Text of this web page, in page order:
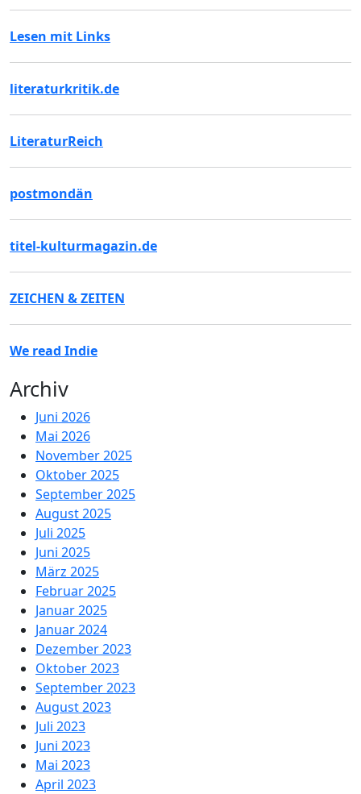
Lesen mit Links
literaturkritik.de
LiteraturReich
postmondän
titel-kulturmagazin.de
ZEICHEN & ZEITEN
We read Indie
Archiv
Juni 2026
Mai 2026
November 2025
Oktober 2025
September 2025
August 2025
Juli 2025
Juni 2025
März 2025
Februar 2025
Januar 2025
Januar 2024
Dezember 2023
Oktober 2023
September 2023
August 2023
Juli 2023
Juni 2023
Mai 2023
April 2023